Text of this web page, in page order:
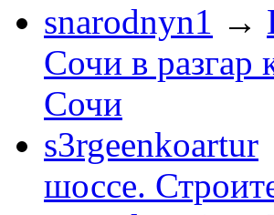
snarodnyn1 →
Сочи в разгар
Сочи
s3rgeenkoartur
шоссе.